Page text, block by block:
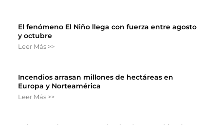
El fenómeno El Niño llega con fuerza entre agosto
y octubre
Leer Más >>
Incendios arrasan millones de hectáreas en
Europa y Norteamérica
Leer Más >>